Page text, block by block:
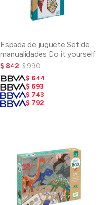
Espada de juguete Set de
manualidades Do it yourself
$ 842 $990
$ 644
$ 693
$ 743
$ 792